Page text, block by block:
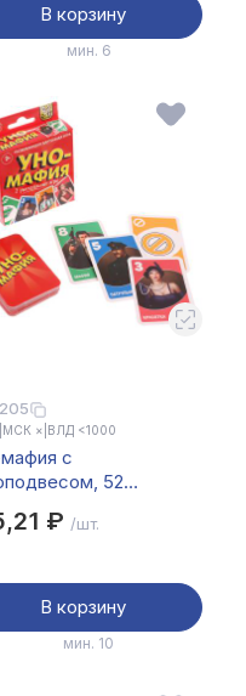
В корзину
мин. 6
МСК × ВЛД <1000
с
52
₽ /шт.
В корзину
мин. 10